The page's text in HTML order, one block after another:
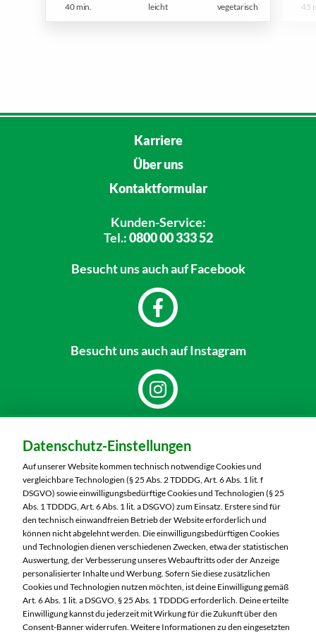
40 min. leicht vegetarisch 45
Karriere
Über uns
Kontaktformular
Kunden-Service:
Tel.:0800 00 333 52
Besucht unsauch auf Facebook
Besucht unsauch auf Instagram
MARKTKAUF Görlitz
Nieskyer Straße 100
02828 Görlitz
Telefon:03581 3670
Markt ändern
Öffnungszeiten diese Woche:
Mo:
07:00 – 20:00 Uhr
Di:
07:00 – 20:00 Uhr
Mi:
07:00 – 20:00 Uhr
Datenschutz-Einstellungen
Auf unserer Website kommen technisch notwendige Cookies und
vergleichbare Technologien (§ 25 Abs. 2 TDDDG, Art. 6 Abs. 1 lit. f
DSGVO) sowie einwilligungsbedürftige Cookies und Technologien (§ 25
Abs. 1 TDDDG, Art. 6 Abs. 1 lit. a DSGVO) zum Einsatz. Erstere sind für
den technisch einwandfreien Betrieb der Website erforderlich und
können nicht abgelehnt werden. Die einwilligungsbedürftigen Cookies
und Technologien dienen verschiedenen Zwecken, etwa der statistischen
Auswertung, der Verbesserung unseres Webauftritts oder der Anzeige
personalisierter Inhalte und Werbung. Sofern Sie diese zusätzlichen
Cookies und Technologien nutzen möchten, ist deine Einwilligung gemäß
Art. 6 Abs. 1 lit. a DSGVO, § 25 Abs. 1 TDDDG erforderlich. Deine erteilte
Einwilligung kannst du jederzeit mit Wirkung für die Zukunft über den
Consent-Banner widerrufen. Weitere Informationen zu den eingesetzten